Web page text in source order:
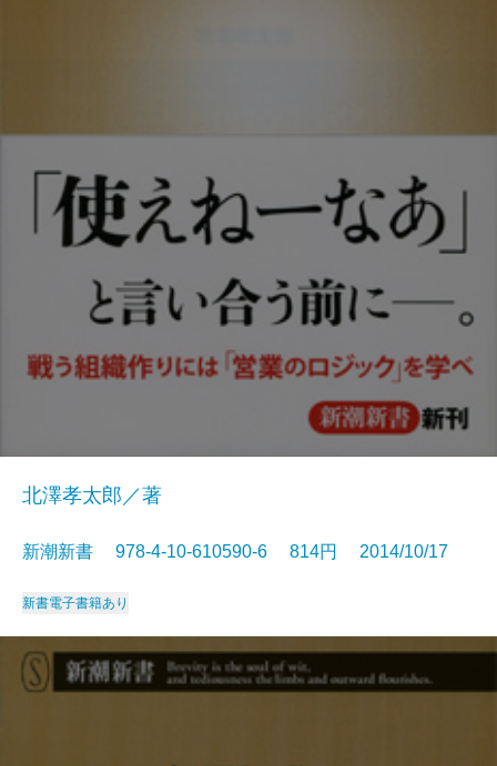
北澤孝太郎／著
新潮新書 978-4-10-610590-6 814円 2014/10/17
新書電子書籍あり